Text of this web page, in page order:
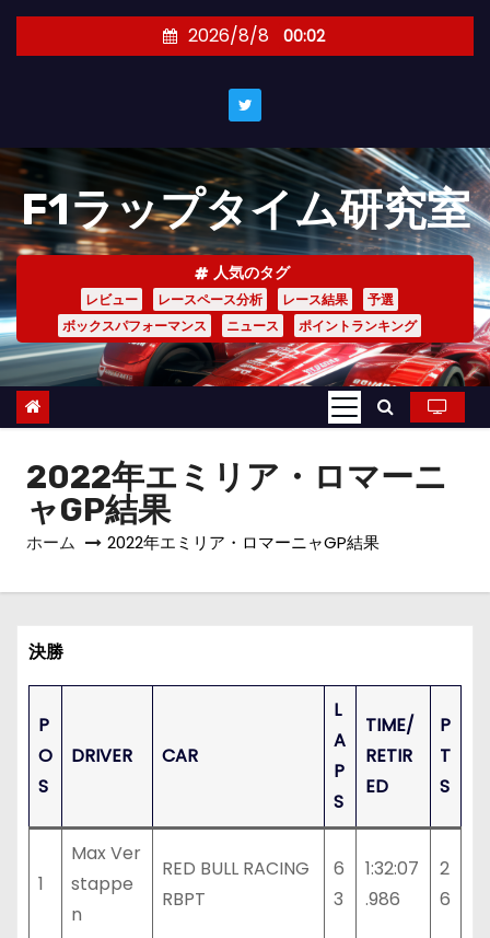
キ
ッ
プ
2026/8/8 00:02
F1ラップタイム研究室
人気のタグ
レビュー レースペース分析 レース結果
予選
ボックスパフォーマンス
ニュース ポイントランキング
2022年エミリア・ロマーニ
ャGP結果
ホーム 2022年エミリア・ロマーニャGP結果
決勝
P
O
S
DRIVER CAR
L
A
P
S
TIME/
RETIR
ED
P
T
S
1
Max Ver
stappe
n
RED BULL RACING
RBPT
6
3
1:32:07
.986
2
6